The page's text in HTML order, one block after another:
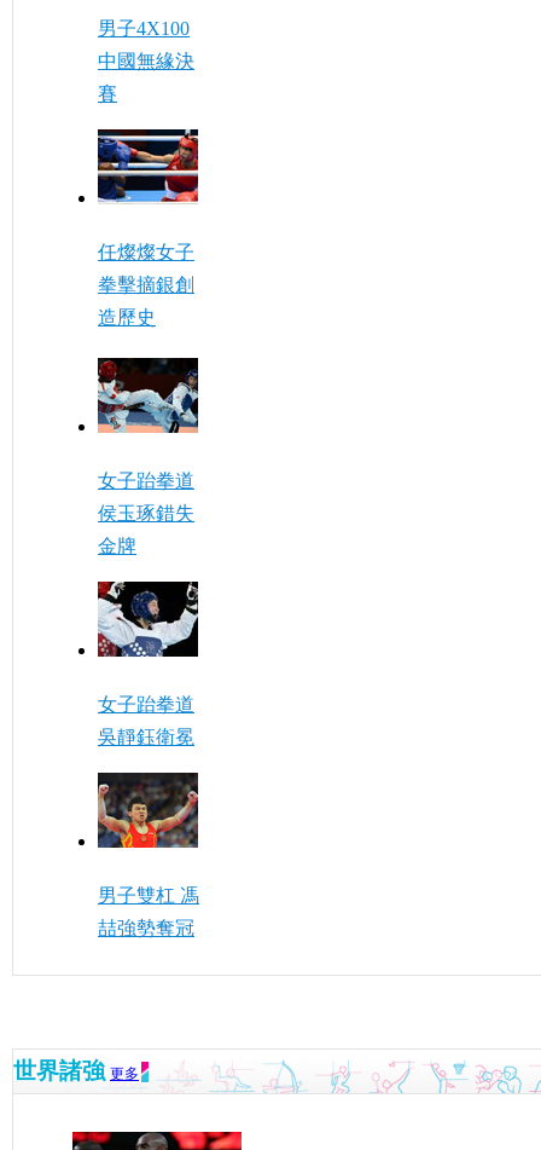
男子4X100
中國無緣決
賽
任燦燦女子
拳擊摘銀創
造歷史
女子跆拳道
侯玉琢錯失
金牌
女子跆拳道
吳靜鈺衛冕
男子雙杠 馮
喆強勢奪冠
世界諸強 更多